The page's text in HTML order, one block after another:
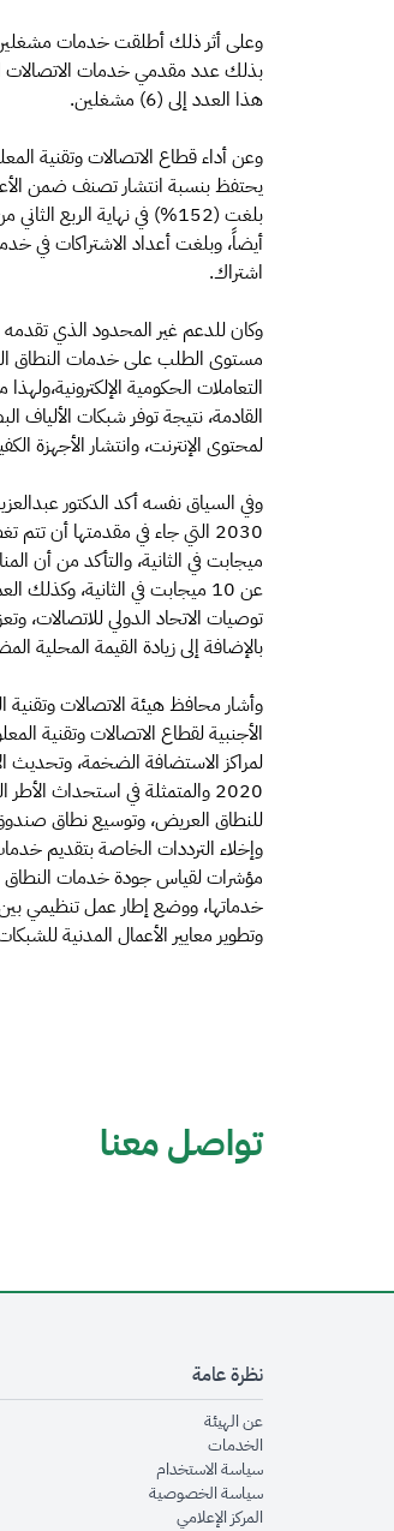
وعلى أثر ذلك أطلقت خدمات
هذا العدد إلى (6) مشغلين.
وعن أداء قطاع الاتصالات وتقنية
يحتفظ بنسبة انتشار تصنف ضمن
اشتراك.
وكان للدعم غير المحدود الذي تقدمه
مستوى الطلب على خدمات النطاق
التعاملات الحكومية
لمحتوى الإنترنت، وانتشار الأجهزة
وفي السياق نفسه أكد الدكتور
ميجابت في الثانية، والتأكد من أن
عن 10 ميجابت في الثانية،
توصيات الاتحاد الدولي للاتصالات،
بالإضافة إلى زيادة القيمة المحلية المضافة
وأشار محافظ هيئة الاتصالات وتقنية
الأجنبية لقطاع الاتصالات وتقنية
لمراكز الاستضافة الضخمة، وتحديث
2020 والمتمثلة في استحداث
للنطاق العريض، وتوسيع نطاق صندوق
وإخلاء الترددات الخاصة بتقديم
مؤشرات لقياس جودة خدمات
خدماتها، ووضع إطار عمل تنظيمي
وتطوير معايير الأعمال المدنية
تواصل معنا
نظرة عامة
عن الهيئةopens in new window
الخدماتopens in new window
سياسة الاستخدام
سياسة الخصوصيةin new window
المركز الإعلاميopens in new window